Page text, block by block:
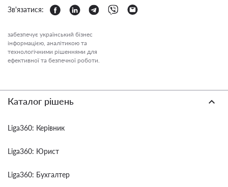
Зв'язатися:
забезпечує український бізнес
інформацією, аналітикою та
технологічними рішеннями для
ефективної та безпечної роботи.
Каталог рішень
Liga360: Керівник
Liga360: Юрист
Liga360: Бухгалтер